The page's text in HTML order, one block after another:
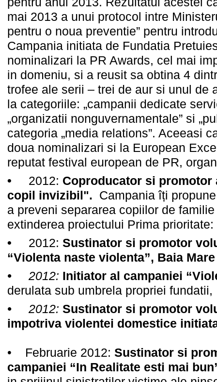
mai 2013 a unui protocol intre
pentru o noua preventie” pentru
Campania initiata de Fundatia
nominalizari la PR Awards, cel mai
in domeniu, si a reusit sa obtina 4
trofee ale serii – trei de aur si unul de
la categoriile: „campanii dedicate
„organizatii nonguvernamentale” si
categoria „media relations”. Aceeasi
doua nominalizari si la European
reputat festival european de PR,
• 2012: Coproducator si promotor
copil invizibil". Campania îți
a preveni separarea copiilor de
extinderea proiectului Prima
• 2012: Sustinator si promotor
“Violenta naste violenta”, Baia Mare
• 2012: Initiator al campaniei
derulata sub umbrela propriei
• 2012: Sustinator si promotor
impotriva violentei domestice
• Februarie 2012: Sustinator si
campaniei “In Realitate esti mai